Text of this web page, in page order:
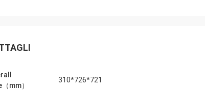
mm）
310*726*721